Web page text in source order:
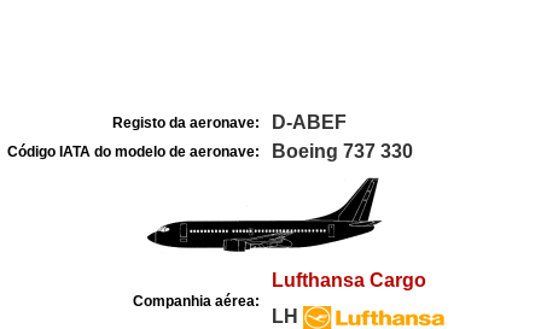
Registo da aeronave: D-ABEF
Código IATA do modelo de aeronave: Boeing 737 330
Companhia aérea:
Lufthansa Cargo
LH